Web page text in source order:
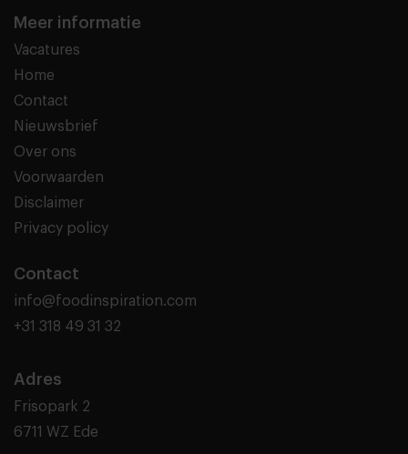
Meer informatie
Vacatures
Home
Contact
Nieuwsbrief
Over ons
Voorwaarden
Disclaimer
Privacy policy
Contact
info@foodinspiration.com
+31 318 49 31 32
Adres
Frisopark 2
6711 WZ Ede